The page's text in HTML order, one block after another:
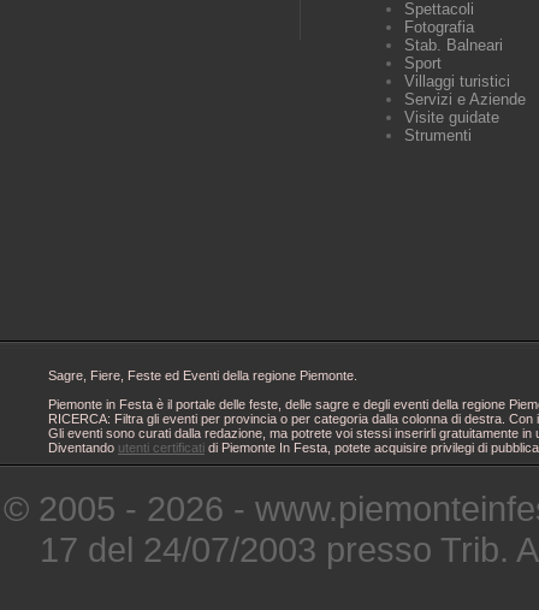
Spettacoli
Fotografia
Stab. Balneari
Sport
Villaggi turistici
Servizi e Aziende
Visite guidate
Strumenti
Sagre, Fiere, Feste ed Eventi della regione Piemonte.
Piemonte in Festa è il portale delle feste, delle sagre e degli eventi della regione
RICERCA: Filtra gli eventi per provincia o per categoria dalla colonna di destra.
Gli eventi sono curati dalla redazione, ma potrete voi stessi inserirli gratuitamente
Diventando utenti certificati di Piemonte In Festa, potete acquisire privilegi di
© 2005 - 2026 -
17 del 24/07/2003 presso Trib.